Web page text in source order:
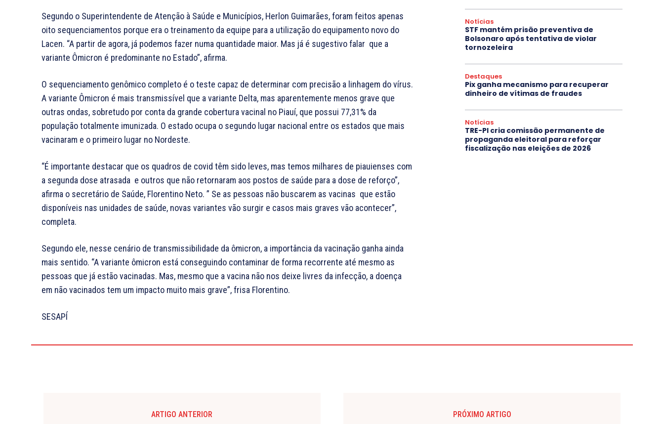
Segundo o Superintendente de Atenção à Saúde e Municípios, Herlon Guimarães, foram feitos apenas
oito sequenciamentos porque era o treinamento da equipe para a utilização do equipamento novo do
Lacen. “A partir de agora, já podemos fazer numa quantidade maior. Mas já é sugestivo falar que a
variante Ômicron é predominante no Estado”, afirma.
O sequenciamento genômico completo é o teste capaz de determinar com precisão a linhagem do vírus.
A variante Ômicron é mais transmissível que a variante Delta, mas aparentemente menos grave que
outras ondas, sobretudo por conta da grande cobertura vacinal no Piauí, que possui 77,31% da
população totalmente imunizada. O estado ocupa o segundo lugar nacional entre os estados que mais
vacinaram e o primeiro lugar no Nordeste.
“É importante destacar que os quadros de covid têm sido leves, mas temos milhares de piauienses com
a segunda dose atrasada e outros que não retornaram aos postos de saúde para a dose de reforço”,
afirma o secretário de Saúde, Florentino Neto. ” Se as pessoas não buscarem as vacinas que estão
disponíveis nas unidades de saúde, novas variantes vão surgir e casos mais graves vão acontecer”,
completa.
Segundo ele, nesse cenário de transmissibilidade da ômicron, a importância da vacinação ganha ainda
mais sentido. “A variante ômicron está conseguindo contaminar de forma recorrente até mesmo as
pessoas que já estão vacinadas. Mas, mesmo que a vacina não nos deixe livres da infecção, a doença
em não vacinados tem um impacto muito mais grave”, frisa Florentino.
SESAPÍ
Notícias
STF mantém prisão preventiva de
Bolsonaro após tentativa de violar
tornozeleira
Destaques
Pix ganha mecanismo para recuperar
dinheiro de vítimas de fraudes
Notícias
TRE-PI cria comissão permanente de
propaganda eleitoral para reforçar
fiscalização nas eleições de 2026
ARTIGO ANTERIOR PRÓXIMO ARTIGO